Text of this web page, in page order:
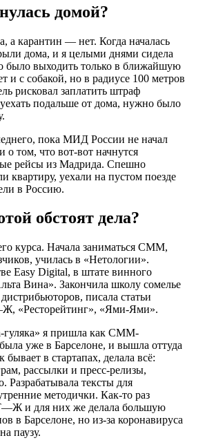
домой?
а карантин — нет. Когда началась
дома, и я целыми днями сидела
было выходить только в ближайшую
и с собакой, но в радиусе 100 метров
рисковал заплатить штраф
подальше от дома, нужно было
пока МИД России не начал
о том, что вот-вот начнутся
рейсы из Мадрида. Спешно
квартиру, уехали на пустом поезде
в Россию.
обстоят дела?
курса. Начала заниматься СММ,
училась в «Нетологии».
Easy Digital, в штате винного
Вина». Закончила школу сомелье
писала статьи
«Ресторейтинг», «Ями-Ями».
гуляка» я пришла как СММ-
уже в Барселоне, и вышла оттуда
бывает в стартапах, делала всё:
рассылки и пресс-релизы,
Разрабатывала тексты для
методички. Как-то раз
и для них же делала большую
в Барселоне, но из-за коронавируса
паузу.